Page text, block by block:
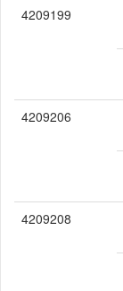
4209199
4209206
4209208